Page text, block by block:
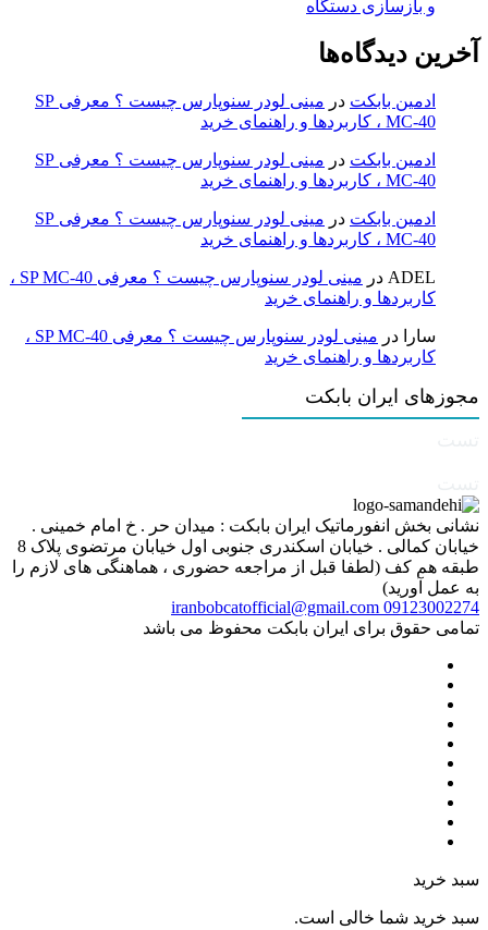
و بازسازی دستگاه
آخرین دیدگاه‌ها
ادمین بابکت در
مینی لودر سنوپارس چیست ؟ معرفی SP
MC-40 ، کاربردها و راهنمای خرید
ادمین بابکت در
مینی لودر سنوپارس چیست ؟ معرفی SP
MC-40 ، کاربردها و راهنمای خرید
ادمین بابکت در
مینی لودر سنوپارس چیست ؟ معرفی SP
MC-40 ، کاربردها و راهنمای خرید
ADEL در
مینی لودر سنوپارس چیست ؟ معرفی SP MC-40 ،
کاربردها و راهنمای خرید
سارا در
مینی لودر سنوپارس چیست ؟ معرفی SP MC-40 ،
کاربردها و راهنمای خرید
مجوزهای ایران بابکت
نشانی بخش انفورماتیک ایران بابکت : میدان حر . خ امام خمینی .
خیابان کمالی . خیابان اسکندری جنوبی اول خیابان مرتضوی پلاک 8
طبقه هم کف (لطفا قبل از مراجعه حضوری ، هماهنگی های لازم را
به عمل آورید)
09123002274
iranbobcatofficial@gmail.com
تمامی حقوق برای ایران بابکت محفوظ می باشد
سبد خرید
سبد خرید شما خالی است.